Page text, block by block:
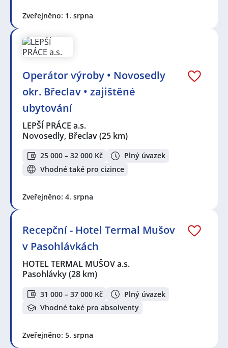
Zveřejněno: 1. srpna
Operátor výroby • Novosedly
okr. Břeclav • zajištěné
ubytování
LEPŠÍ PRÁCE a.s.
Novosedly, Břeclav(25 km)
25 000 – 32 000 Kč
Plný úvazek
Vhodné také pro cizince
Zveřejněno: 4. srpna
Recepční - Hotel Termal Mušov
v Pasohlávkách
HOTEL TERMAL MUŠOV a.s.
Pasohlávky(28 km)
31 000 – 37 000 Kč
Plný úvazek
Vhodné také pro absolventy
Zveřejněno: 5. srpna